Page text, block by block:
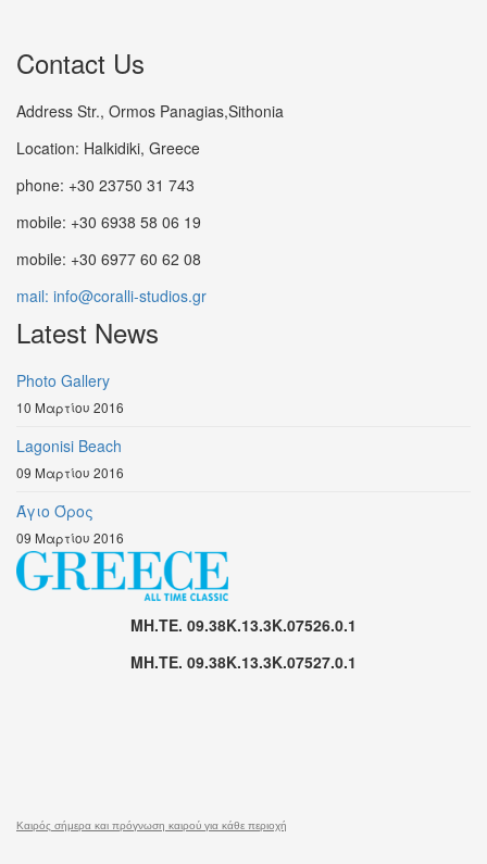
Contact Us
Address Str., Ormos Panagias,Sithonia
Location: Halkidiki, Greece
phone: +30 23750 31 743
mobile: +30 6938 58 06 19
mobile: +30 6977 60 62 08
mail: info@coralli-studios.gr
Latest News
Photo Gallery
10 Μαρτίου 2016
Lagonisi Beach
09 Μαρτίου 2016
Άγιο Όρος
09 Μαρτίου 2016
MH.TE. 09.38K.13.3K.07526.0.1
MH.TE. 09.38K.13.3K.07527.0.1
Καιρός σήμερα και πρόγνωση καιρού για κάθε περιοχή